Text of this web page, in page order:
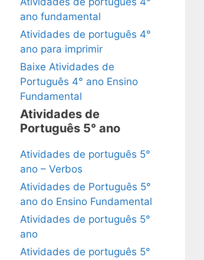
ano fundamental
Atividades de português 4°
ano para imprimir
Baixe Atividades de
Português 4° ano Ensino
Fundamental
Atividades de
Português 5° ano
Atividades de português 5°
ano – Verbos
Atividades de Português 5°
ano do Ensino Fundamental
Atividades de português 5°
ano
Atividades de português 5°